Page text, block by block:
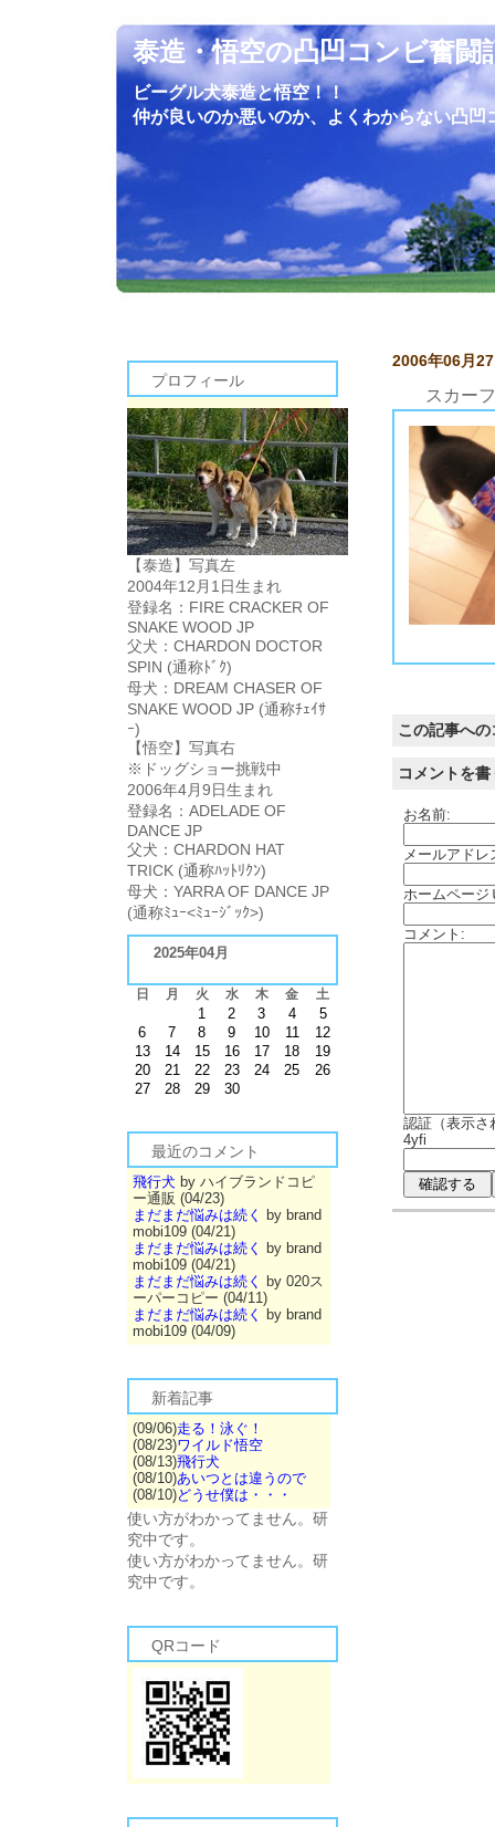
泰造・悟空の凸凹コンビ奮闘
ビーグル犬泰造と悟空！！
仲が良いのか悪いのか、よくわからない凸凹
プロフィール
【泰造】写真左
2004年12月1日生まれ
登録名：FIRE CRACKER OF
SNAKE WOOD JP
父犬：CHARDON DOCTOR
SPIN (通称ﾄﾞｸ)
母犬：DREAM CHASER OF
SNAKE WOOD JP (通称ﾁｪｲｻ
ｰ)
【悟空】写真右
※ドッグショー挑戦中
2006年4月9日生まれ
登録名：ADELADE OF
DANCE JP
父犬：CHARDON HAT
TRICK (通称ﾊｯﾄﾘｸﾝ)
母犬：YARRA OF DANCE JP
(通称ﾐｭｰ<ﾐｭｰｼﾞｯｸ>)
2025年04月
日 月 火 水 木 金 土
1 2 3 4
5
6
7 8 9 10 11
12
13
14 15 16 17 18
19
20
21 22 23 24 25
26
27
28 29 30
最近のコメント
飛行犬 by ハイブランドコピ
ー通販 (04/23)
まだまだ悩みは続く
by brand
mobi109 (04/21)
まだまだ悩みは続く
by brand
mobi109 (04/21)
まだまだ悩みは続く
by 020ス
ーパーコピー (04/11)
まだまだ悩みは続く
by brand
mobi109 (04/09)
新着記事
(09/06)走る！泳ぐ！
(08/23)ワイルド悟空
(08/13)飛行犬
(08/10)あいつとは違うので
(08/10)どうせ僕は・・・
使い方がわかってません。研
究中です。
使い方がわかってません。研
究中です。
QRコード
2006年06月
スカー
この記事への
コメントを書
お名前:
メールアド
ホームページ
コメント:
認証（表示さ
4yfi